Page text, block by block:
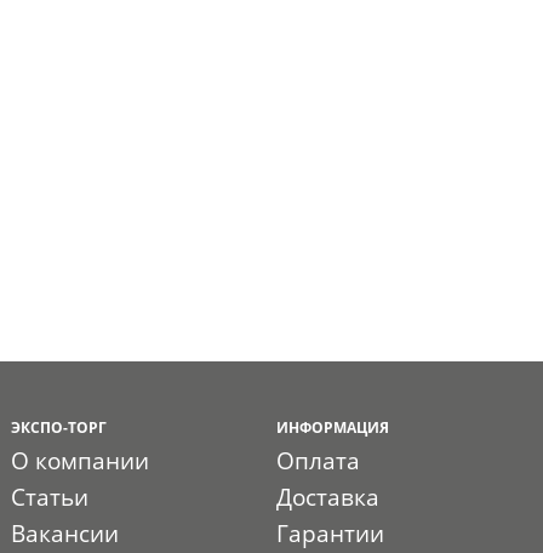
ЭКСПО-ТОРГ
О компании
Статьи
Вакансии
ИНФОРМАЦИЯ
Оплата
Доставка
Гарантии